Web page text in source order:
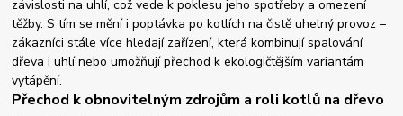
závislosti na uhlí, což vede k poklesu jeho spotřeby a omezení
těžby. S tím se mění i poptávka po kotlích na čistě uhelný provoz –
zákazníci stále více hledají zařízení, která kombinují spalování
dřeva i uhlí nebo umožňují přechod k ekologičtějším variantám
vytápění.
Přechod k obnovitelným zdrojům a roli kotlů na dřevo